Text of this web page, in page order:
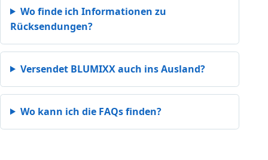
Wo finde ich Informationen zu
Rücksendungen?
Versendet BLUMIXX auch ins Ausland?
Wo kann ich die FAQs finden?